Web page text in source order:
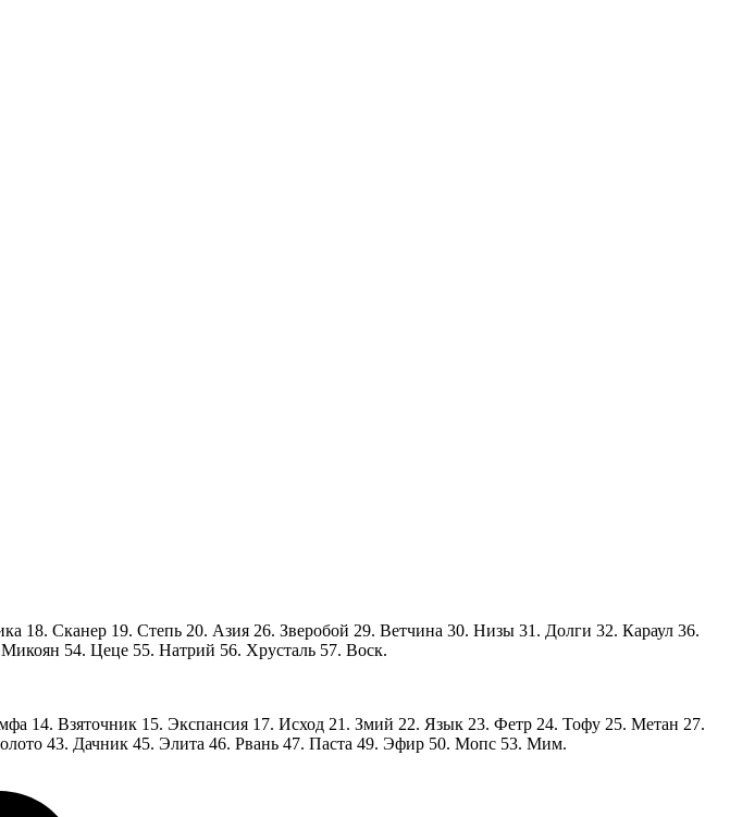
18. Сканер 19. Степь 20. Азия 26. Зверобой 29. Ветчина 30. Низы 31. Долги 32. Караул 36.
54. Цеце 55. Натрий 56. Хрусталь 57. Воск.
14. Взяточник 15. Экспансия 17. Исход 21. Змий 22. Язык 23. Фетр 24. Тофу 25. Метан 27.
43. Дачник 45. Элита 46. Рвань 47. Паста 49. Эфир 50. Мопс 53. Мим.